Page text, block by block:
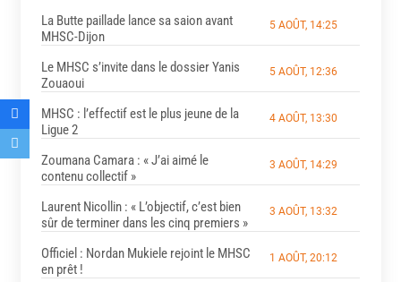
La Butte paillade lance sa saion avant
MHSC-Dijon
5 AOÛT, 14:25
Le MHSC s’invite dans le dossier Yanis
Zouaoui
5 AOÛT, 12:36
MHSC : l’effectif est le plus jeune de la
Ligue 2
4 AOÛT, 13:30
Zoumana Camara : « J’ai aimé le
contenu collectif »
3 AOÛT, 14:29
Laurent Nicollin : « L’objectif, c’est bien
sûr de terminer dans les cinq premiers »
3 AOÛT, 13:32
Officiel : Nordan Mukiele rejoint le MHSC
en prêt !
1 AOÛT, 20:12